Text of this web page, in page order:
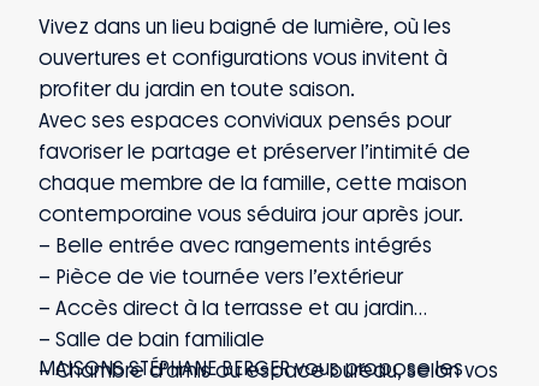
Vivez dans un lieu baigné de lumière, où les
ouvertures et configurations vous invitent à
profiter du jardin en toute saison.
Avec ses espaces conviviaux pensés pour
favoriser le partage et préserver l’intimité de
chaque membre de la famille, cette maison
contemporaine vous séduira jour après jour.
– Belle entrée avec rangements intégrés
– Pièce de vie tournée vers l’extérieur
– Accès direct à la terrasse et au jardin
– Salle de bain familiale
– Chambre d’amis ou espace bureau, selon vos
MAISONS STÉPHANE BERGER vous propose les